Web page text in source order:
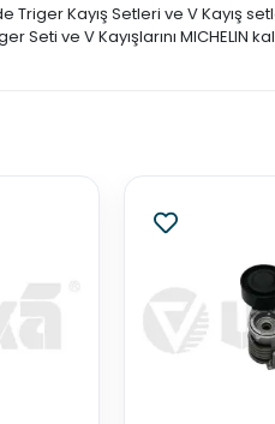
Kayış Setleri ve V Kayış
ve V Kayışlarını MICHELIN